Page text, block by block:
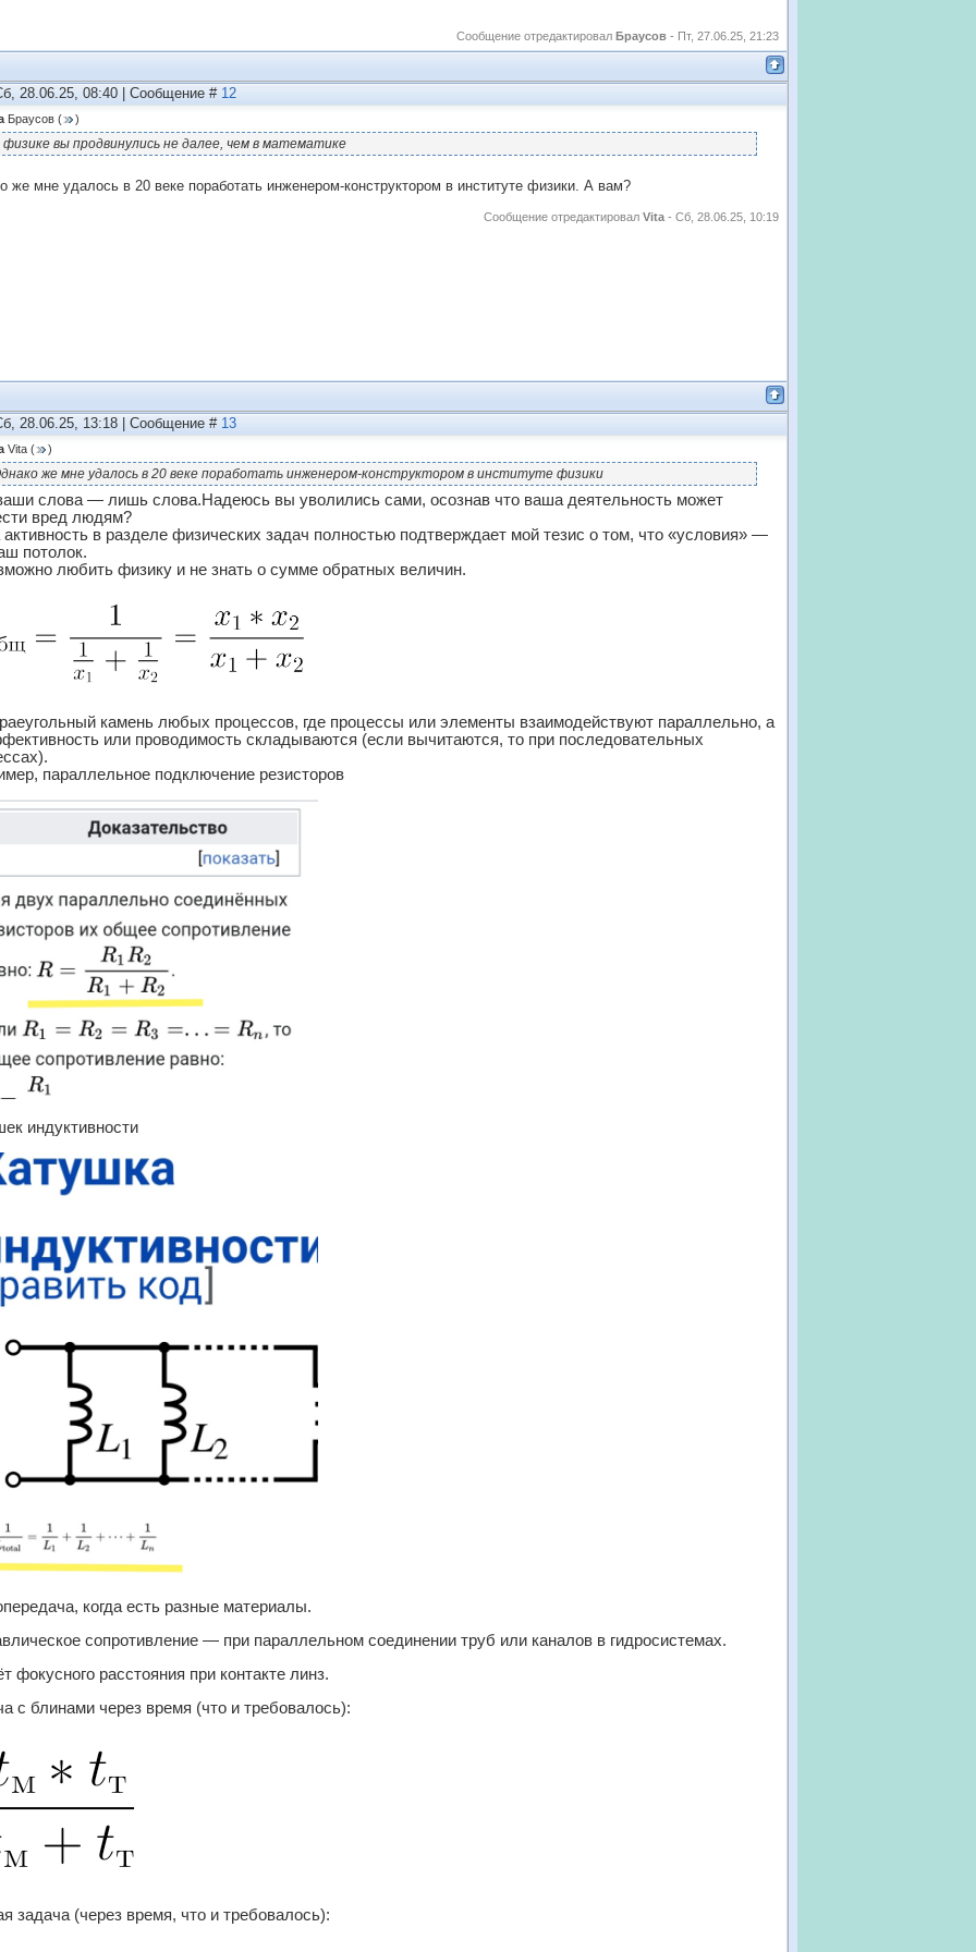
Сообщение отредактировал Браусов - Пт, 27.06.25, 21:23
28.06.25, 08:40 | Сообщение # 12
Браусов ( )
физике вы продвинулись не далее, чем в математике
же мне удалось в 20 веке поработать инженером-конструктором в институте физики. А вам?
Сообщение отредактировал Vita - Сб, 28.06.25, 10:19
28.06.25, 13:18 | Сообщение # 13
Vita ( )
же мне удалось в 20 веке поработать инженером-конструктором в институте физики
слова — лишь слова.Надеюсь вы уволились сами, осознав что ваша деятельность может
вред людям?
в разделе физических задач полностью подтверждает мой тезис о том, что «условия» —
потолок.
любить физику и не знать о сумме обратных величин.
камень любых процессов, где процессы или элементы взаимодействуют параллельно, а
или проводимость складываются (если вычитаются, то при последовательных
параллельное подключение резисторов
индуктивности
когда есть разные материалы.
сопротивление — при параллельном соединении труб или каналов в гидросистемах.
фокусного расстояния при контакте линз.
с блинами через время (что и требовалось):
задача (через время, что и требовалось):